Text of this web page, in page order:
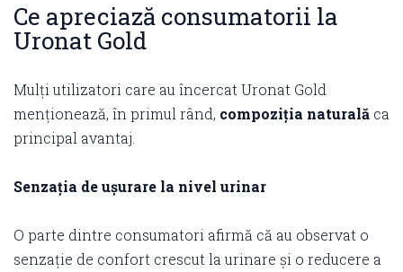
Ce apreciază consumatorii la
Uronat Gold
Mulți utilizatori care au încercat Uronat Gold
menționează, în primul rând, compoziția naturală ca
principal avantaj.
Senzația de ușurare la nivel urinar
O parte dintre consumatori afirmă că au observat o
senzație de confort crescut la urinare și o reducere a